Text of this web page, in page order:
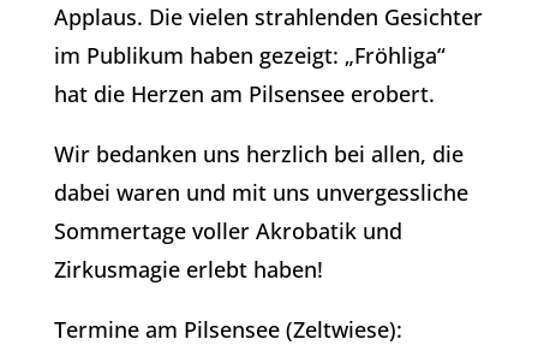
Applaus. Die vielen strahlenden Gesichter
im Publikum haben gezeigt: „Fröhliga“
hat die Herzen am Pilsensee erobert.
Wir bedanken uns herzlich bei allen, die
dabei waren und mit uns unvergessliche
Sommertage voller Akrobatik und
Zirkusmagie erlebt haben!
Termine am Pilsensee (Zeltwiese):